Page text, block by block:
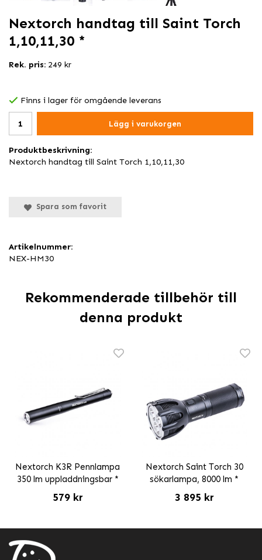
Nextorch handtag till Saint Torch
1,10,11,30 *
Rek. pris: 249 kr
Finns i lager för omgående leverans
Lägg i varukorgen
Produktbeskrivning:
Nextorch handtag till Saint Torch 1,10,11,30
Spara som favorit
Artikelnummer:
NEX-HM30
Rekommenderade tillbehör till
denna produkt
Nextorch K3R Pennlampa
350 lm uppladdningsbar *
579 kr
Nextorch Saint Torch 30
sökarlampa, 8000 lm *
3 895 kr